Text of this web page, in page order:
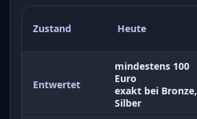
Zustand Heute
Entwertet
mindestens 100
Euro
exakt bei Bronze,
Silber